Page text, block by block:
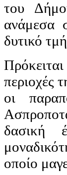
του
ανάμεσα
δυτικό
περιοχές
οι
δασική
οποίο